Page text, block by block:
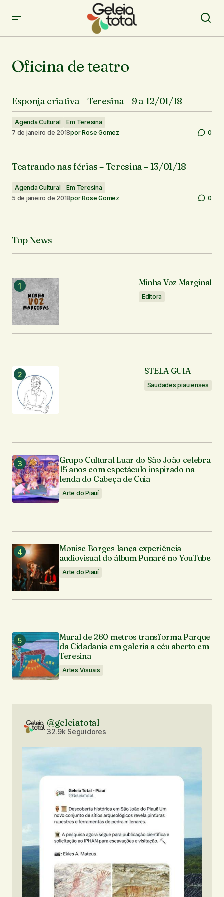
Oficina de teatro
Esponja criativa – Teresina – 9 a 12/01/18
Agenda Cultural
Em Teresina
7 de janeiro de 2018porRose Gomez 0
Teatrando nas férias – Teresina – 13/01/18
Agenda Cultural
Em Teresina
5 de janeiro de 2018porRose Gomez 0
Top News
Minha Voz Marginal
Editora
STELA GUIA
Saudades piauienses
Grupo Cultural Luar do São João celebra
15 anos com espetáculo inspirado na
lenda do Cabeça de Cuia
Arte do Piauí
Monise Borges lança experiência
audiovisual do álbum Punaré no YouTube
Arte do Piauí
Mural de 260 metros transforma Parque
da Cidadania em galeria a céu aberto em
Teresina
Artes Visuais
@geleiatotal
32.9k Seguidores